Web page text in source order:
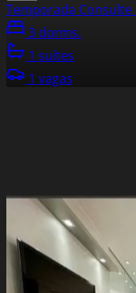
Temporada
3 dorms.
1 suítes
1 vagas